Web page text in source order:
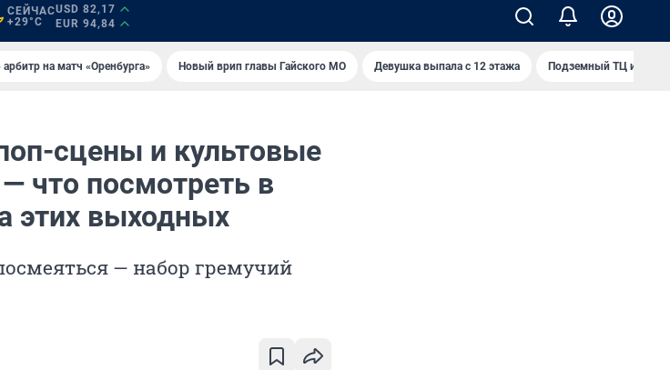
СЕЙЧАС
+29°C
USD 82,17
EUR 94,84
арбитр на матч «Оренбурга» Новый врип главы Гайского МО Девушка выпала с 12 этажа Подземный ТЦ и 45-
сцены и культовые
что посмотреть в
этих выходных
— набор гремучий